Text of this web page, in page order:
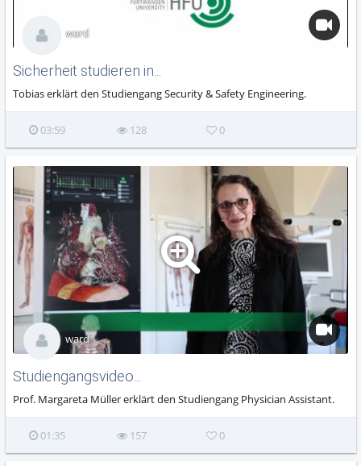
Sicherheit studieren in...
Tobias erklärt den Studiengang Security & Safety Engineering.
ward
03:59 128 0
Studiengangsvideo...
Prof. Margareta Müller erklärt den Studiengang Physician Assistant.
ward
01:35 157 0